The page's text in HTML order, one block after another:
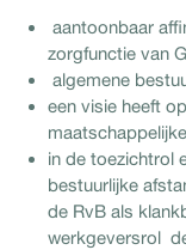
aantoonbaar
zorgfunctie van
algemene
een visie heeft
in de toezichtrol
bestuurlijke
de RvB als
werkgeversrol